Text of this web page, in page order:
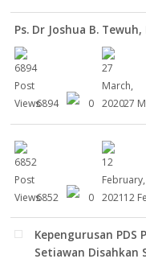
Ps. Dr Joshua B. Tewuh,
6894 0 27
6852 0 12
Kepengurusan PDS
Setiawan Disahkan